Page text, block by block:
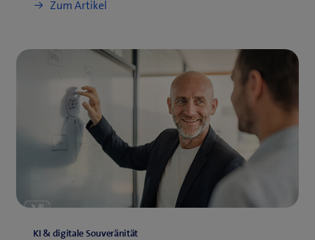
Zum Artikel
KI & digitale Souveränität